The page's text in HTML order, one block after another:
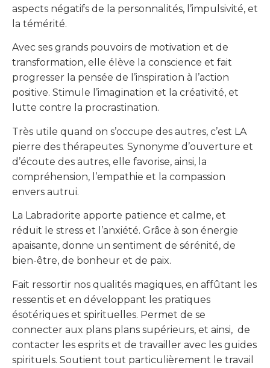
aspects négatifs de la personnalités, l’impulsivité, et
la témérité.
Avec ses grands pouvoirs de motivation et de
transformation, elle élève la conscience et fait
progresser la pensée de l’inspiration à l’action
positive. Stimule l’imagination et la créativité, et
lutte contre la procrastination.
Très utile quand on s’occupe des autres, c’est LA
pierre des thérapeutes. Synonyme d’ouverture et
d’écoute des autres, elle favorise, ainsi, la
compréhension, l’empathie et la compassion
envers autrui.
La Labradorite apporte patience et calme, et
réduit le stress et l’anxiété. Grâce à son énergie
apaisante, donne un sentiment de sérénité, de
bien-être, de bonheur et de paix.
Fait ressortir nos qualités magiques, en affûtant les
ressentis et en développant les pratiques
ésotériques et spirituelles. Permet de se
connecter aux plans plans supérieurs, et ainsi, de
contacter les esprits et de travailler avec les guides
spirituels. Soutient tout particulièrement le travail